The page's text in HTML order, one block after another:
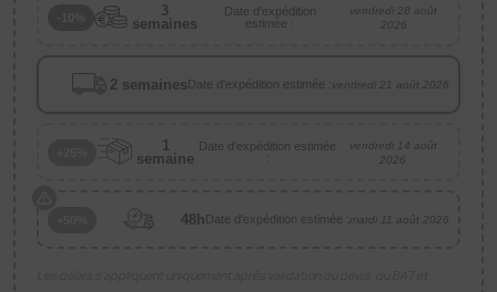
3
semaines
Date d'expédition
estimée :
vendredi 28 août
2026
2 semaines Date d'expédition estimée :vendredi 21 août 2026
1
semaine
Date d'expédition estimée
:
vendredi 14 août
2026
48h Date d'expédition estimée :mardi 11 août 2026